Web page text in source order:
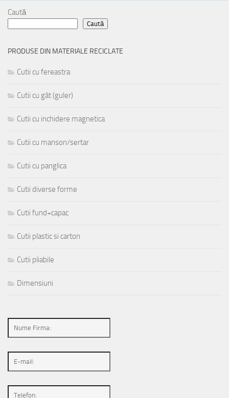
Caută
Caută
PRODUSE DIN MATERIALE RECICLATE
Cutii cu fereastra
Cutii cu gât (guler)
Cutii cu inchidere magnetica
Cutii cu manson/sertar
Cutii cu panglica
Cutii diverse forme
Cutii fund+capac
Cutii plastic si carton
Cutii pliabile
Dimensiuni